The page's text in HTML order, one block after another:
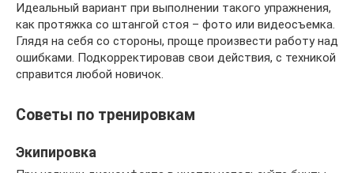
Идеальный вариант при выполнении такого упражнения,
как протяжка со штангой стоя – фото или видеосъемка.
Глядя на себя со стороны, проще произвести работу над
ошибками. Подкорректировав свои действия, с техникой
справится любой новичок.
Советы по тренировкам
Экипировка